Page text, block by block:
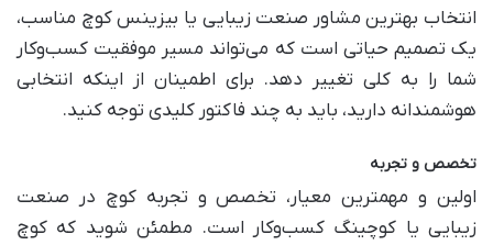
انتخاب بهترین مشاور صنعت زیبایی یا بیزینس کوچ مناسب،
یک تصمیم حیاتی است که می‌تواند مسیر موفقیت کسب‌وکار
شما را به کلی تغییر دهد. برای اطمینان از اینکه انتخابی
هوشمندانه دارید، باید به چند فاکتور کلیدی توجه کنید.
تخصص و تجربه
اولین و مهمترین معیار، تخصص و تجربه کوچ در صنعت
زیبایی یا کوچینگ کسب‌وکار است. مطمئن شوید که کوچ